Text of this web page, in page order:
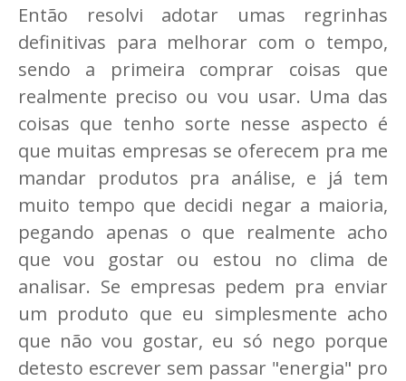
Então resolvi adotar umas regrinhas
definitivas para melhorar com o tempo,
sendo a primeira comprar coisas que
realmente preciso ou vou usar. Uma das
coisas que tenho sorte nesse aspecto é
que muitas empresas se oferecem pra me
mandar produtos pra análise, e já tem
muito tempo que decidi negar a maioria,
pegando apenas o que realmente acho
que vou gostar ou estou no clima de
analisar. Se empresas pedem pra enviar
um produto que eu simplesmente acho
que não vou gostar, eu só nego porque
detesto escrever sem passar "energia" pro